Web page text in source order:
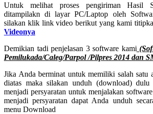
Untuk melihat proses pengiriman Hasil
ditampilakn di layar PC/Laptop oleh
silakan klik link video berikut yang kami
Videonya
Demikian tadi penjelasan 3 software kami
Pemilukada/Caleg/Parpol /Pilpres 2014 dan
Jika Anda berminat untuk memiliki salah satu
diatas maka silakan unduh (download)
menjadi persyaratan untuk menjalakan
menjadi persyaratan dapat Anda unduh
menu Download